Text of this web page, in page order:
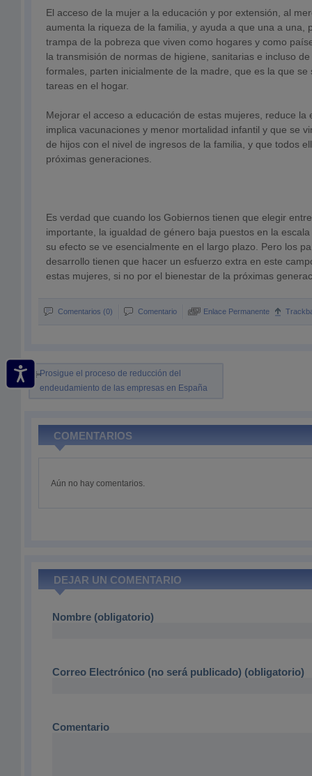
El acceso de la mujer a la educación y por extensión, al
aumenta la riqueza de la familia, y ayuda a que una a una,
trampa de la pobreza que viven como hogares y como
la transmisión de normas de higiene, sanitarias e incluso
formales, parten inicialmente de la madre, que es la que
tareas en el hogar.
Mejorar el acceso a educación de estas mujeres, reduce la
implica vacunaciones y menor mortalidad infantil y que se
de hijos con el nivel de ingresos de la familia, y que todos
próximas generaciones.
Es verdad que cuando los Gobiernos tienen que elegir
importante, la igualdad de género baja puestos en la
su efecto se ve esencialmente en el largo plazo. Pero los
desarrollo tienen que hacer un esfuerzo extra en este
estas mujeres, si no por el bienestar de la próximas
Comentarios (0) Comentario Enlace Permanente
Prosigue el proceso de reducción del
endeudamiento de las empresas en España
COMENTARIOS
Aún no hay comentarios.
DEJAR UN COMENTARIO
Nombre (obligatorio)
Correo Electrónico (no será publicado) (obligatorio)
Comentario